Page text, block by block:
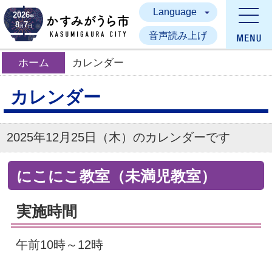
かすみがうら市
2026年
8月7日
Language
音声読み上げ
ホーム カレンダー
カレンダー
2025年12月25日（木）のカレンダーです
にこにこ教室（未満児教室）
実施時間
午前10時～12時